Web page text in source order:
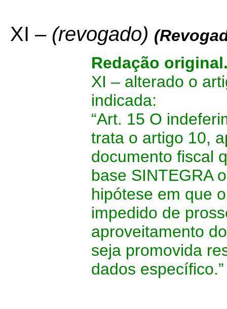
XI – (revogado)
Redação
XI – alterado o
indicada:
“Art. 15 O
trata o artigo 10,
documento fiscal
base SINTEGRA
hipótese em que
impedido de
aproveitamento
seja promovida
dados específico.”